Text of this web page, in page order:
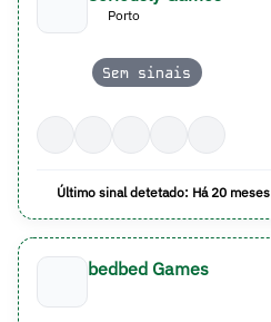
Porto
Sem sinais
Último sinal detetado: Há 20 meses
bedbed Games